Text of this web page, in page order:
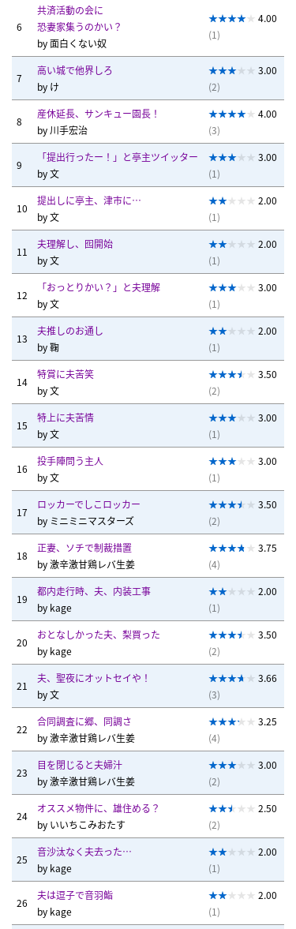
6
共済活動の会に
恐妻家集うのかい？
by面白くない奴
4.00
(1)
7
高い城で他界しろ
by け
3.00
(2)
8
産休延長、サンキュー園長！
by 川手宏治
4.00
(3)
9
「提出行ったー！」と亭主ツイッター
by文
3.00
(1)
10
提出しに亭主、津市に…
by文
2.00
(1)
11
夫理解し、囮開始
by文
2.00
(1)
12
「おっとりかい？」と夫理解
by文
3.00
(1)
13
夫推しのお通し
by鞠
2.00
(1)
14
特賞に夫苦笑
by文
3.50
(2)
15
特上に夫苦情
by文
3.00
(1)
16
投手陣問う主人
by文
3.00
(1)
17
ロッカーでしこロッカー
by ミニミニマスターズ
3.50
(2)
18
正妻、ソチで制裁措置
by激辛激甘鶏レバ生姜
3.75
(4)
19
都内走行時、夫、内装工事
by kage
2.00
(1)
20
おとなしかった夫、梨買った
by kage
3.50
(2)
21
夫、聖夜にオットセイや！
by文
3.66
(3)
22
合同調査に郷、同調さ
by激辛激甘鶏レバ生姜
3.25
(4)
23
目を閉じると夫婦汁
by激辛激甘鶏レバ生姜
3.00
(2)
24
オススメ物件に、雄住める？
by いいちこみおたす
2.50
(2)
25
音沙汰なく夫去った…
by kage
2.00
(1)
26
夫は逗子で音羽鮨
by kage
2.00
(1)